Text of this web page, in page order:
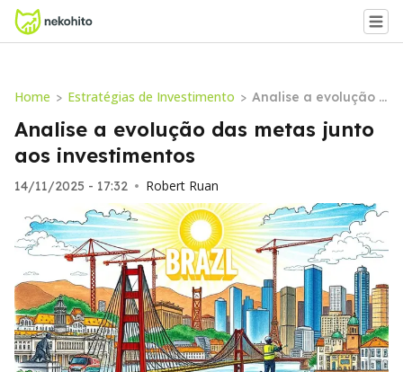
Home > Estratégias de Investimento > Analise a evolução d
as metas junto aos i
nvestimentos
Analise a evolução das metas junto
aos investimentos
14/11/2025 - 17:32 • Robert Ruan